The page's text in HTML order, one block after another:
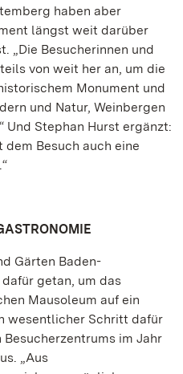
haben aber
längst weit darüber
„Die Besucherinnen und
von weit her an, um die
Monument und
und Natur, Weinbergen
Und Stephan Hurst ergänzt:
Besuch auch eine
Gärten Baden-
getan, um das
Mausoleum auf ein
wesentlicher Schritt dafür
im Jahr
„Aus